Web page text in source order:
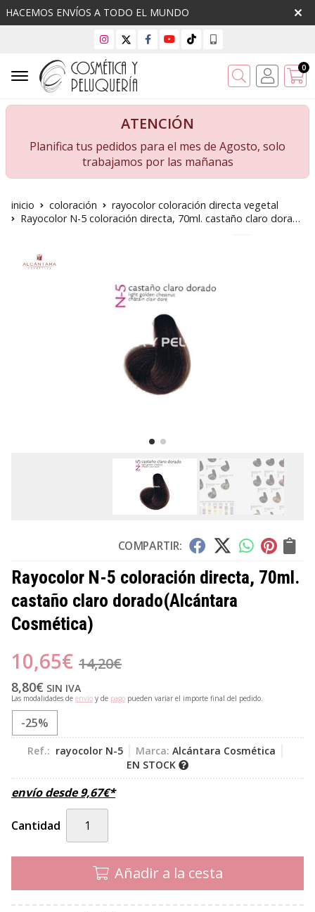
HACEMOS ENVÍOS A TODO EL MUNDO
Buscar 0
ATENCIÓN
Planifica tus pedidos para el mes de Agosto, solo
trabajamos por las mañanas
inicio coloración
rayocolor coloración directa vegetal
Rayocolor N-5 coloración directa, 70ml. castaño claro dorado
COMPARTIR:
Rayocolor N-5 coloración directa, 70ml.
castaño claro dorado(Alcántara
Cosmética)
10,65€ 14,20€
8,80€ SIN IVA
Las modalidades de envío y de pago pueden variar el importe final del pedido.
-25%
Ref.: rayocolor N-5 Marca: Alcántara Cosmética
EN STOCK
envío desde9,67€*
Cantidad
Añadir a la cesta